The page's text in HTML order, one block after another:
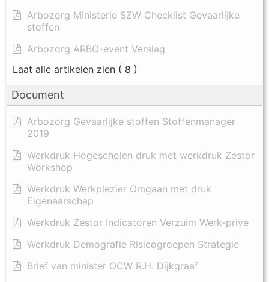
Arbozorg Ministerie SZW Checklist Gevaarlijke
stoffen
Arbozorg ARBO-event Verslag
Laat alle artikelen zien ( 8 )
Document
Arbozorg Gevaarlijke stoffen Stoffenmanager
2019
Werkdruk Hogescholen druk met werkdruk Zestor
Workshop
Werkdruk Werkplezier Omgaan met druk
Eigenaarschap
Werkdruk Zestor Indicatoren Verzuim Werk-prive
Werkdruk Demografie Risicogroepen Strategie
Brief van minister OCW R.H. Dijkgraaf